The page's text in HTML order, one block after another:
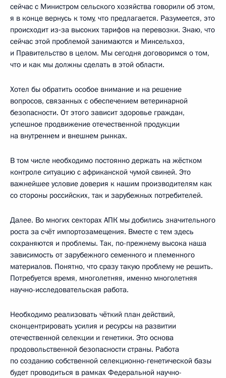
сейчас с Министром сельского хозяйства говорили об этом,
я в конце вернусь к тому, что предлагается. Разумеется, это
происходит из‑за высоких тарифов на перевозки. Знаю, что
сейчас этой проблемой занимаются и Минсельхоз,
и Правительство в целом. Мы сегодня договоримся о том,
что и как мы должны сделать в этой области.
Хотел бы обратить особое внимание и на решение
вопросов, связанных с обеспечением ветеринарной
безопасности. От этого зависит здоровье граждан,
успешное продвижение отечественной продукции
на внутреннем и внешнем рынках.
В том числе необходимо постоянно держать на жёстком
контроле ситуацию с африканской чумой свиней. Это
важнейшее условие доверия к нашим производителям как
со стороны российских, так и зарубежных потребителей.
Далее. Во многих секторах АПК мы добились значительного
роста за счёт импортозамещения. Вместе с тем здесь
сохраняются и проблемы. Так, по-прежнему высока наша
зависимость от зарубежного семенного и племенного
материалов. Понятно, что сразу такую проблему не решить.
Потребуется время, многолетняя, именно многолетняя
научно-исследовательская работа.
Необходимо реализовать чёткий план действий,
сконцентрировать усилия и ресурсы на развитии
отечественной селекции и генетики. Это основа
продовольственной безопасности страны. Работа
по созданию собственной селекционно-генетической базы
будет проводиться в рамках Федеральной научно-